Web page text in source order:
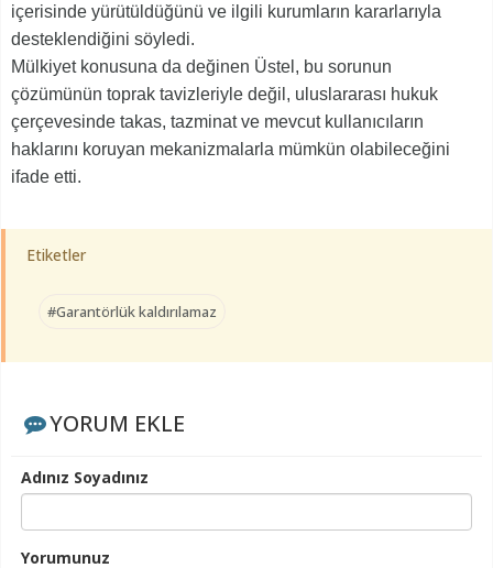
içerisinde yürütüldüğünü ve ilgili kurumların kararlarıyla
desteklendiğini söyledi.
Mülkiyet konusuna da değinen Üstel, bu sorunun
çözümünün toprak tavizleriyle değil, uluslararası hukuk
çerçevesinde takas, tazminat ve mevcut kullanıcıların
haklarını koruyan mekanizmalarla mümkün olabileceğini
ifade etti.
Etiketler
#Garantörlük kaldırılamaz
YORUM EKLE
Adınız Soyadınız
Yorumunuz